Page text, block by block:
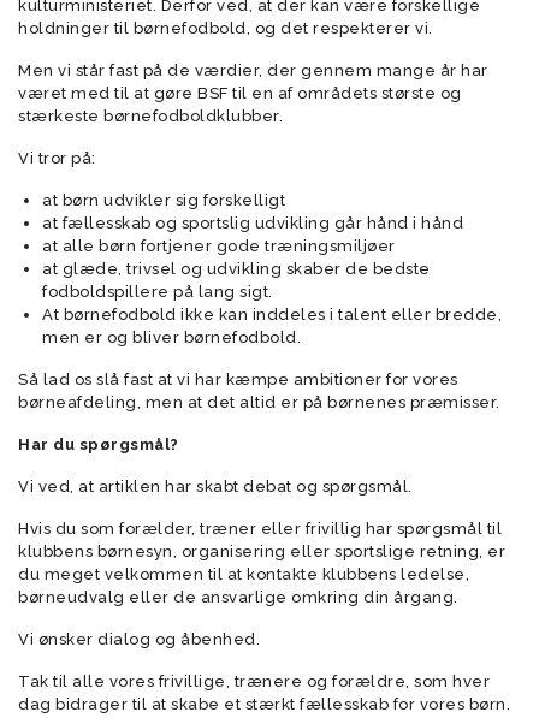
kulturministeriet. Derfor ved, at der kan være forskellige
holdninger til børnefodbold, og det respekterer vi.
Men vi står fast på de værdier, der gennem mange år har
været med til at gøre BSF til en af områdets største og
stærkeste børnefodboldklubber.
Vi tror på:
at børn udvikler sig forskelligt
at fællesskab og sportslig udvikling går hånd i hånd
at alle børn fortjener gode træningsmiljøer
at glæde, trivsel og udvikling skaber de bedste
fodboldspillere på lang sigt.
At børnefodbold ikke kan inddeles i talent eller bredde,
men er og bliver børnefodbold.
Så lad os slå fast at vi har kæmpe ambitioner for vores
børneafdeling, men at det altid er på børnenes præmisser.
Har du spørgsmål?
Vi ved, at artiklen har skabt debat og spørgsmål.
Hvis du som forælder, træner eller frivillig har spørgsmål til
klubbens børnesyn, organisering eller sportslige retning, er
du meget velkommen til at kontakte klubbens ledelse,
børneudvalg eller de ansvarlige omkring din årgang.
Vi ønsker dialog og åbenhed.
Tak til alle vores frivillige, trænere og forældre, som hver
dag bidrager til at skabe et stærkt fællesskab for vores børn.